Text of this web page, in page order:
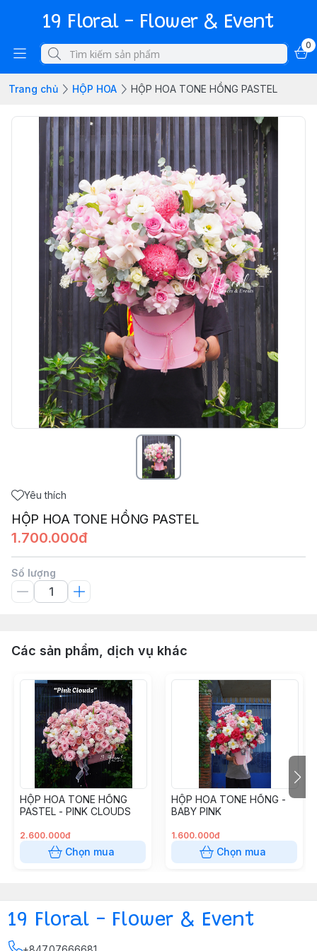
19 Floral - Flower & Event
0
Trang chủ HỘP HOA HỘP HOA TONE HỒNG PASTEL
Yêu thích
HỘP HOA TONE HỒNG PASTEL
1.700.000đ
Số lượng
Các sản phẩm, dịch vụ khác
HỘP HOA TONE HỒNG
PASTEL - PINK CLOUDS
2.600.000đ
Chọn mua
HỘP HOA TONE HỒNG -
BABY PINK
1.600.000đ
Chọn mua
19 Floral - Flower & Event